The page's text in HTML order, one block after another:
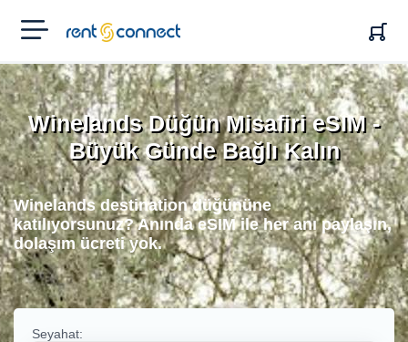
RENT'N
CONNECT
Winelands Düğün Misafiri eSIM -
Büyük Günde Bağlı Kalın
Winelands destination düğününe
katılıyorsunuz? Anında eSIM ile her anı paylaşın,
dolaşım ücreti yok.
Seyahat: